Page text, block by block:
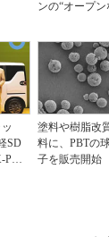
ンの“オープ
SD
塗料や樹脂改
料に、PBTの
子を販売開始